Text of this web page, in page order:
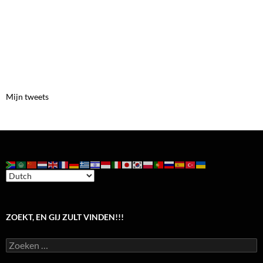
Mijn tweets
ZOEKT, EN GIJ ZULT VINDEN!!!
Zoeken
naar: